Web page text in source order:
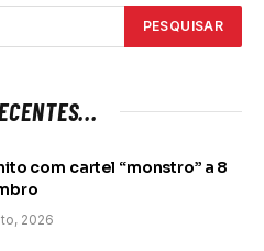
com cartel “monstro” a 8
2026